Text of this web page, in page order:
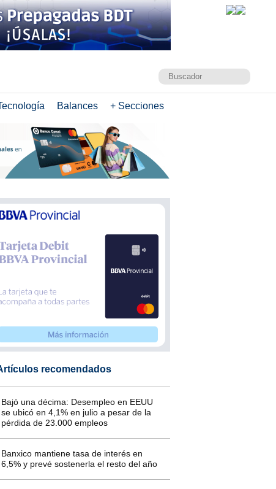
Balances + Secciones
recomendados
Bajó una décima: Desempleo en EEUU
se ubicó en 4,1% en julio a pesar de la
pérdida de 23.000 empleos
Banxico mantiene tasa de interés en
6,5% y prevé sostenerla el resto del año